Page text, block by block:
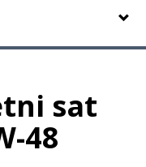
sat
48